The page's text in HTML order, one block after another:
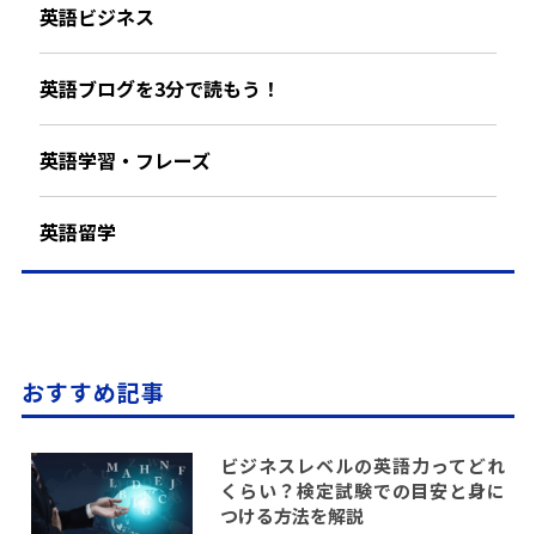
英語ビジネス
英語ブログを3分で読もう！
英語学習・フレーズ
英語留学
おすすめ記事
ビジネスレベルの英語力ってどれ
くらい？検定試験での目安と身に
つける方法を解説